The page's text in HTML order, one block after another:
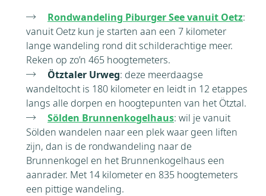
Rondwandeling Piburger See vanuit Oetz:
vanuit Oetz kun je starten aan een 7 kilometer
lange wandeling rond dit schilderachtige meer.
Reken op zo’n 465 hoogtemeters.
Ötztaler Urweg: deze meerdaagse
wandeltocht is 180 kilometer en leidt in 12 etappes
langs alle dorpen en hoogtepunten van het Ötztal.
Sölden Brunnenkogelhaus: wil je vanuit
Sölden wandelen naar een plek waar geen liften
zijn, dan is de rondwandeling naar de
Brunnenkogel en het Brunnenkogelhaus een
aanrader. Met 14 kilometer en 835 hoogtemeters
een pittige wandeling.